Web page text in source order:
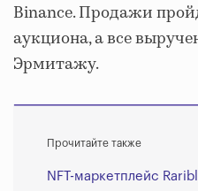
Binance. Продажи
аукциона, а все
Эрмитажу.
Прочитайте также
NFT-маркетплейс